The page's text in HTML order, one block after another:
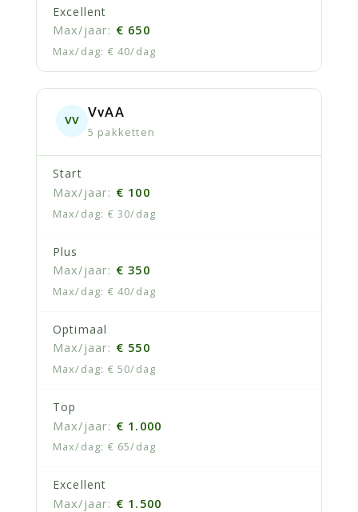
Excellent
€ 650
€ 40/dag
VV
VvAA
5 pakketten
Start
€ 100
€ 30/dag
Plus
€ 350
€ 40/dag
Optimaal
€ 550
€ 50/dag
Top
€ 1.000
€ 65/dag
Excellent
€ 1.500